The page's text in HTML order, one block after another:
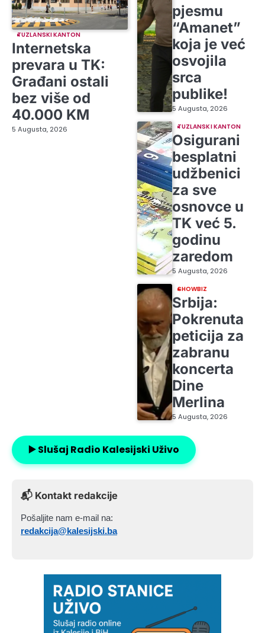
TUZLANSKI KANTON
Internetska
prevara u TK:
Građani ostali
bez više od
40.000 KM
5 Augusta, 2026
pjesmu
“Amanet”
koja je već
osvojila
srca
publike!
5 Augusta, 2026
TUZLANSKI KANTON
Osigurani
besplatni
udžbenici
za sve
osnovce u
TK već 5.
godinu
zaredom
5 Augusta, 2026
SHOWBIZ
Srbija:
Pokrenuta
peticija za
zabranu
koncerta
Dine
Merlina
5 Augusta, 2026
▶️ Slušaj Radio Kalesijski Uživo
📬 Kontakt redakcije
Pošaljite nam e-mail na:
redakcija@kalesijski.ba